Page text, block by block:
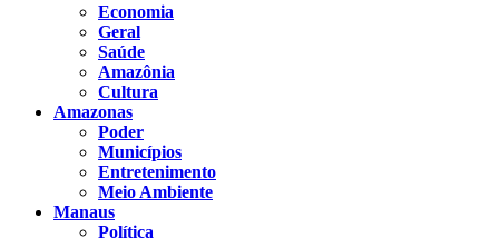
Economia
Geral
Saúde
Amazônia
Cultura
Amazonas
Poder
Municípios
Entretenimento
Meio Ambiente
Manaus
Política